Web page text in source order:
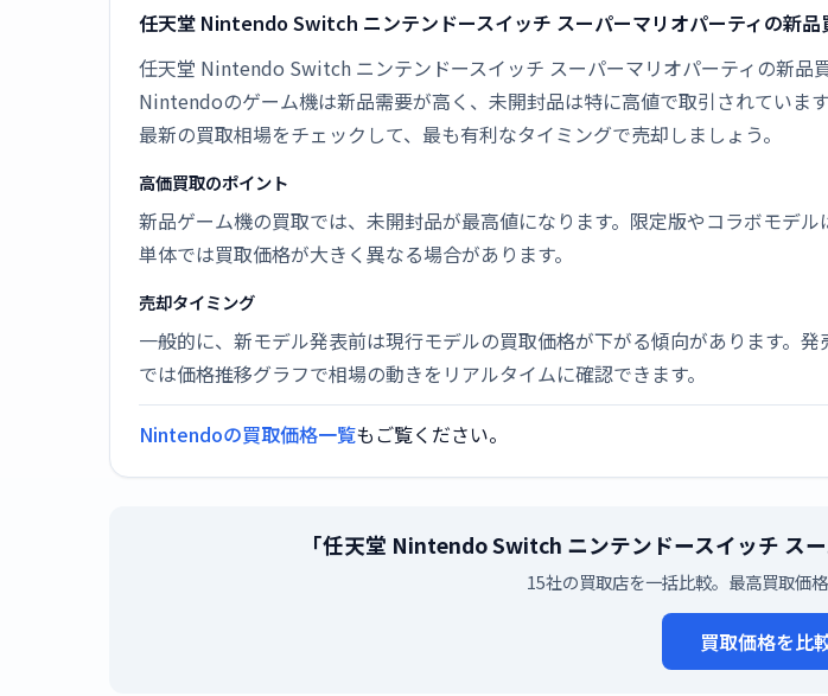
任天堂 Nintendo Switch ニンテンドースイッチ スーパーマリオパーティの新品
任天堂 Nintendo Switch ニンテンドースイッチ スーパーマリオパーティの新品
Nintendoのゲーム機は新品需要が高く、未開封品は特に高値で取引されていま
最新の買取相場をチェックして、最も有利なタイミングで売却しましょう。
高価買取のポイント
新品ゲーム機の買取では、未開封品が最高値になります。限定版やコラボモデ
単体では買取価格が大きく異なる場合があります。
売却タイミング
一般的に、新モデル発表前は現行モデルの買取価格が下がる傾向があります。
では価格推移グラフで相場の動きをリアルタイムに確認できます。
Nintendoの買取価格一覧もご覧ください。
「任天堂 Nintendo Switch ニンテンドースイッチ ス
15社の買取店を一括比較。最高買取価
買取価格を比